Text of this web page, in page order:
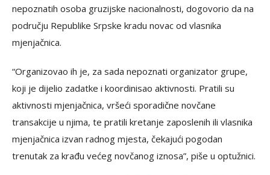
nepoznatih osoba gruzijske nacionalnosti, dogovorio da na
području Republike Srpske kradu novac od vlasnika
mjenjačnica.
“Organizovao ih je, za sada nepoznati organizator grupe,
koji je dijelio zadatke i koordinisao aktivnosti. Pratili su
aktivnosti mjenjačnica, vršeći sporadične novčane
transakcije u njima, te pratili kretanje zaposlenih ili vlasnika
mjenjačnica izvan radnog mjesta, čekajući pogodan
trenutak za krađu većeg novčanog iznosa”, piše u optužnici.